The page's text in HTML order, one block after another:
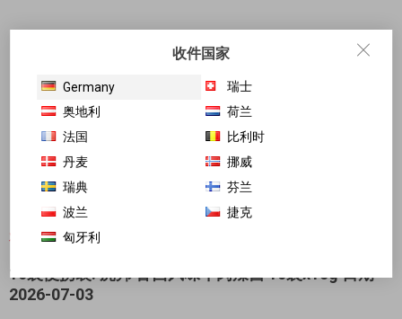
对不起-这个产品已经不再提供
10袋便携装! 虎邦 鲁西风味牛肉辣酱 10袋x15g 日期
2026-07-03
收件国家
Germany
瑞士
奥地利
荷兰
法国
比利时
丹麦
挪威
瑞典
芬兰
波兰
捷克
匈牙利